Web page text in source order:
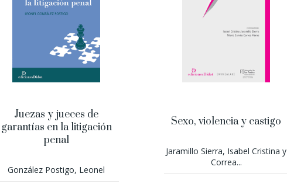
Juezas y jueces de
garantías en la litigación
penal
González Postigo, Leonel
Sexo, violencia y castigo
Jaramillo Sierra, Isabel Cristina y
Correa...